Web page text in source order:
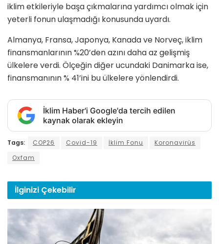
iklim etkileriyle başa çıkmalarına yardımcı olmak için
yeterli fonun ulaşmadığı konusunda uyardı.
Almanya, Fransa, Japonya, Kanada ve Norveç, iklim
finansmanlarının %20’den azını daha az gelişmiş
ülkelere verdi. Ölçeğin diğer ucundaki Danimarka ise,
finansmanının % 41’ini bu ülkelere yönlendirdi.
İklim Haber'i Google'da tercih edilen
kaynak olarak ekleyin
Tags: COP26 Covid-19 İklim Fonu
Koronavirüs
Oxfam
İlginizi Çekebilir